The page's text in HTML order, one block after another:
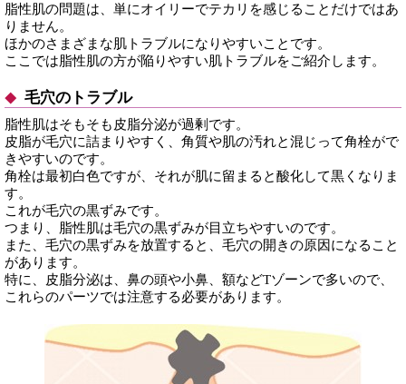
脂性肌の問題は、単にオイリーでテカリを感じることだけではあ
りません。
ほかのさまざまな肌トラブルになりやすいことです。
ここでは脂性肌の方が陥りやすい肌トラブルをご紹介します。
毛穴のトラブル
脂性肌はそもそも皮脂分泌が過剰です。
皮脂が毛穴に詰まりやすく、角質や肌の汚れと混じって角栓がで
きやすいのです。
角栓は最初白色ですが、それが肌に留まると酸化して黒くなりま
す。
これが毛穴の黒ずみです。
つまり、脂性肌は毛穴の黒ずみが目立ちやすいのです。
また、毛穴の黒ずみを放置すると、毛穴の開きの原因になること
があります。
特に、皮脂分泌は、鼻の頭や小鼻、額などTゾーンで多いので、
これらのパーツでは注意する必要があります。